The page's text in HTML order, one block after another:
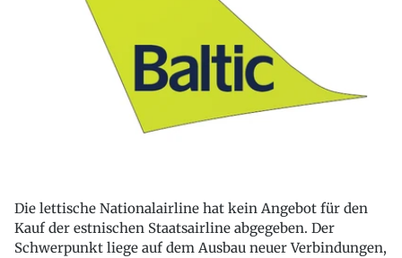
Die lettische Nationalairline hat kein Angebot für den
Kauf der estnischen Staatsairline abgegeben. Der
Schwerpunkt liege auf dem Ausbau neuer Verbindungen,